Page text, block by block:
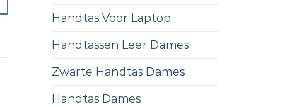
Handtas Voor Laptop
Handtassen Leer Dames
Zwarte Handtas Dames
Handtas Dames